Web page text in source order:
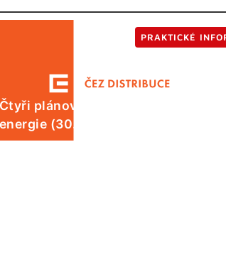
Čtyři plánované odstávky elektrické
energie (30. 7.)
PRAKTICKÉ